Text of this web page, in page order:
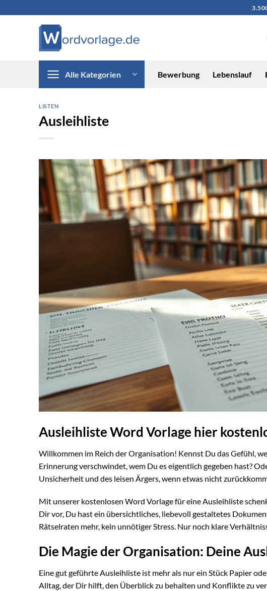
Alle Kategorien Bewerbung Lebenslauf
LISTEN
Ausleihliste
Ausleihliste Word Vorlage hier
Willkommen im Reich der Organisation! Kennst Du das Gefühl,
Erinnerung verschwindet, wem Du es eigentlich gegeben hast?
Unsicherheit und des leisen Ärgers, wenn etwas nicht
Mit unserer kostenlosen Word Vorlage für eine Ausleihliste
Dir vor, Du hast ein übersichtliches, liebevoll gestaltetes
Rätselraten mehr, kein unnötiger Stress. Nur noch klare
Die Magie der Organisation: Deine
Eine gut geführte Ausleihliste ist mehr als nur ein Stück Papier
Alltag, der Dir hilft, den Überblick zu behalten und Konflikte zu